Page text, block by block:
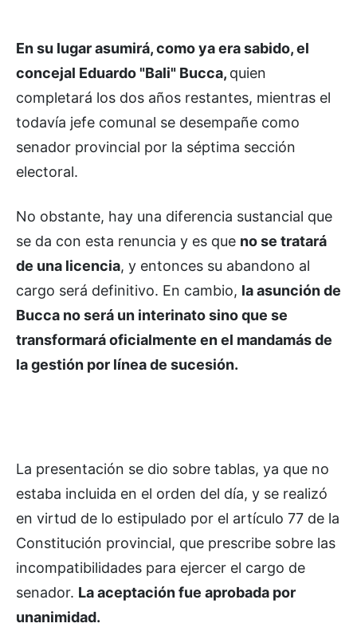
En su lugar asumirá, como ya era sabido, el
concejal Eduardo "Bali" Bucca, quien
completará los dos años restantes, mientras el
todavía jefe comunal se desempañe como
senador provincial por la séptima sección
electoral.
No obstante, hay una diferencia sustancial que
se da con esta renuncia y es que no se tratará
de una licencia, y entonces su abandono al
cargo será definitivo. En cambio, la asunción de
Bucca no será un interinato sino que se
transformará oficialmente en el mandamás de
la gestión por línea de sucesión.
La presentación se dio sobre tablas, ya que no
estaba incluida en el orden del día, y se realizó
en virtud de lo estipulado por el artículo 77 de la
Constitución provincial, que prescribe sobre las
incompatibilidades para ejercer el cargo de
senador. La aceptación fue aprobada por
unanimidad.